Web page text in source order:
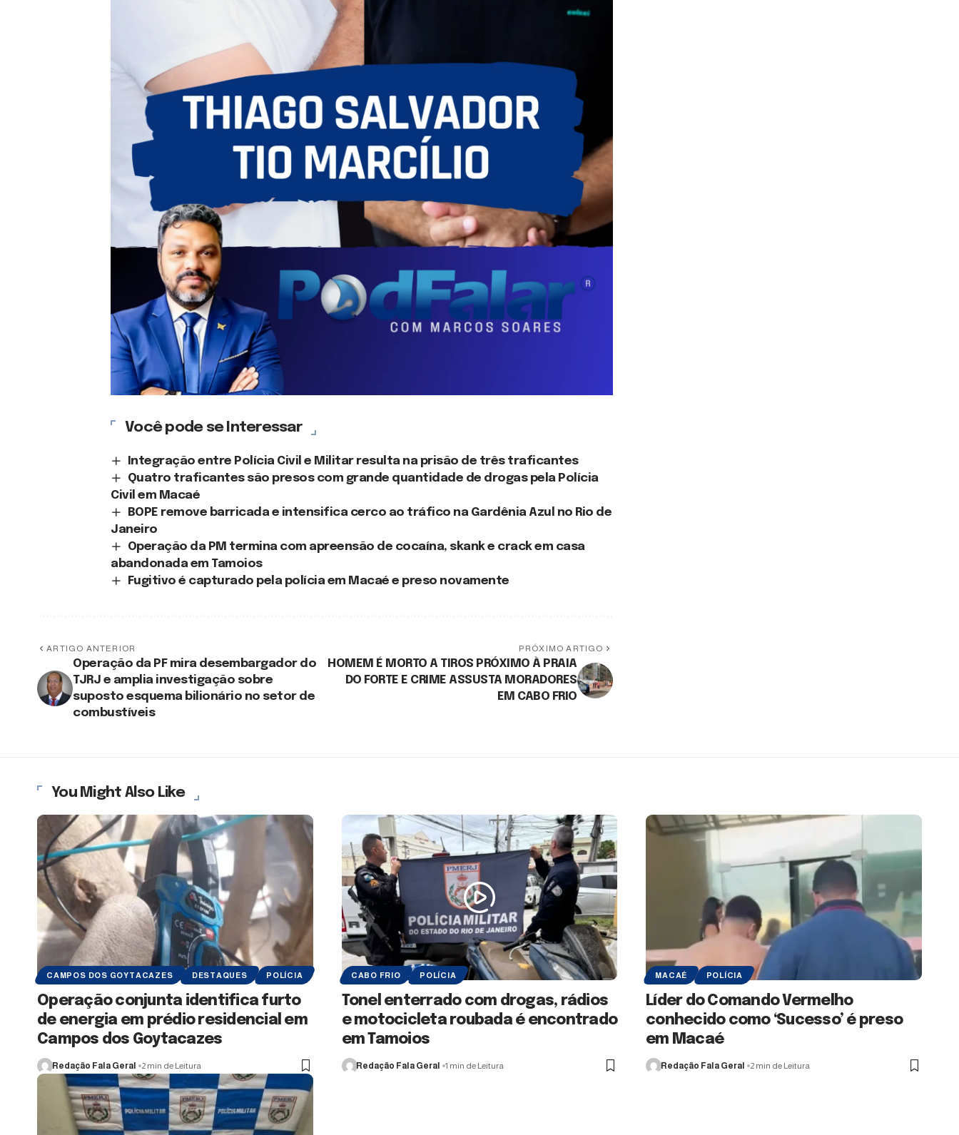
Você pode se Interessar
Integração entre Polícia Civil e Militar resulta na prisão de três traficantes
Quatro traficantes são presos com grande quantidade de drogas pela Polícia
Civil em Macaé
BOPE remove barricada e intensifica cerco ao tráfico na Gardênia Azul no Rio de
Janeiro
Operação da PM termina com apreensão de cocaína, skank e crack em casa
abandonada em Tamoios
Fugitivo é capturado pela polícia em Macaé e preso novamente
ARTIGO ANTERIOR
Operação da PF mira desembargador do
TJRJ e amplia investigação sobre
suposto esquema bilionário no setor de
combustíveis
PRÓXIMO ARTIGO
HOMEM É MORTO A TIROS PRÓXIMO À PRAIA
DO FORTE E CRIME ASSUSTA MORADORES
EM CABO FRIO
You Might Also Like
CAMPOS DOS GOYTACAZES DESTAQUES POLÍCIA
Operação conjunta identifica furto
de energia em prédio residencial em
Campos dos Goytacazes
Redação Fala Geral 2 min de Leitura
CABO FRIO POLÍCIA
Tonel enterrado com drogas, rádios
e motocicleta roubada é encontrado
em Tamoios
Redação Fala Geral 1 min de Leitura
MACAÉ POLÍCIA
Líder do Comando Vermelho
conhecido como ‘Sucesso’ é preso
em Macaé
Redação Fala Geral 2 min de Leitura